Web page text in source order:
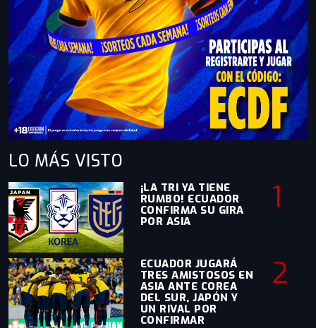
LO MÁS VISTO
¡LA TRI YA TIENE
RUMBO! ECUADOR
CONFIRMA SU GIRA
POR ASIA
1
ECUADOR JUGARÁ
TRES AMISTOSOS EN
ASIA ANTE COREA
DEL SUR, JAPÓN Y
UN RIVAL POR
CONFIRMAR
2